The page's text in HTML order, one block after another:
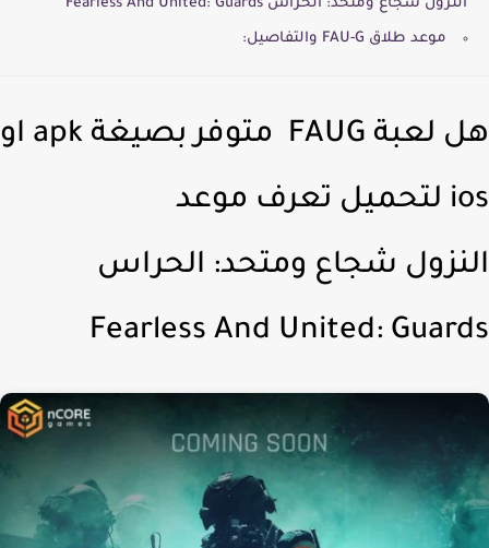
النزول شجاع ومتحد: الحراس Fearless And United: Guards
موعد طلاق FAU-G والتفاصيل:
هل لعبة FAUG متوفر بصيغة apk او
ios لتحميل تعرف موعد
شجاع ومتحد: الحراس
Fearless And United: